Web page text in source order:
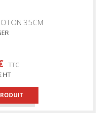
35CM
TTC
HT